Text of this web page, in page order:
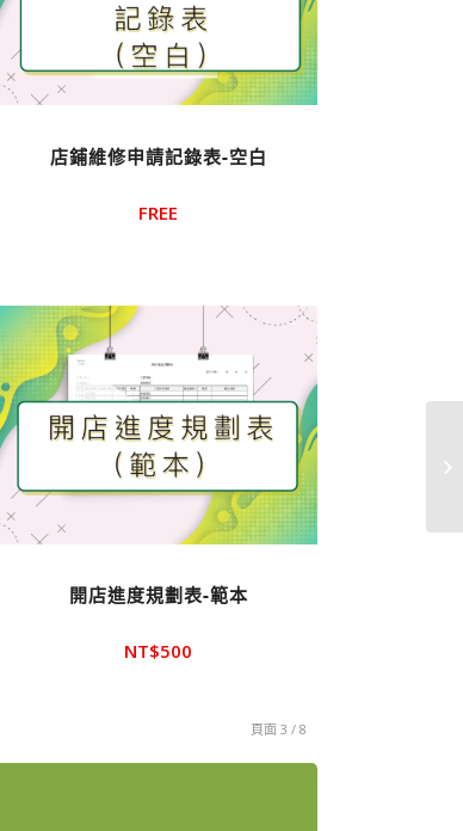
店鋪維修申請記錄表-空白
FREE
開店進度規劃表-範本
NT$500
頁面 3 / 8